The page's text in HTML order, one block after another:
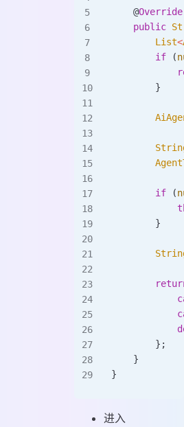
    @
Override
    public
        List
<
        if
(
        }
        if
(
        }
        };
    }
}
进入